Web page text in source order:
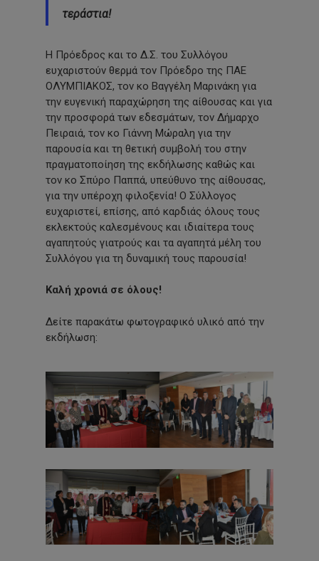
τεράστια!
Η Πρόεδρος και το Δ.Σ. του Συλλόγου
ευχαριστούν θερμά τον Πρόεδρο της ΠΑΕ
ΟΛΥΜΠΙΑΚΟΣ, τον κο Βαγγέλη Μαρινάκη για
την ευγενική παραχώρηση της αίθουσας και για
την προσφορά των εδεσμάτων, τον Δήμαρχο
Πειραιά, τον κο Γιάννη Μώραλη για την
παρουσία και τη θετική συμβολή του στην
πραγματοποίηση της εκδήλωσης καθώς και
τον κο Σπύρο Παππά, υπεύθυνο της αίθουσας,
για την υπέροχη φιλοξενία! Ο Σύλλογος
ευχαριστεί, επίσης, από καρδιάς όλους τους
εκλεκτούς καλεσμένους και ιδιαίτερα τους
αγαπητούς γιατρούς και τα αγαπητά μέλη του
Συλλόγου για τη δυναμική τους παρουσία!
Καλή χρονιά σε όλους!
Δείτε παρακάτω φωτογραφικό υλικό από την
εκδήλωση: